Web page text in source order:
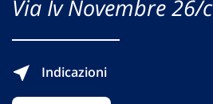
Via Iv Novembre 26/c
Indicazioni